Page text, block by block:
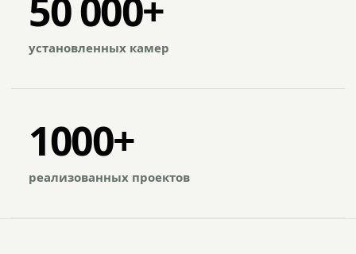
50 000+
установленных камер
1000+
реализованных проектов